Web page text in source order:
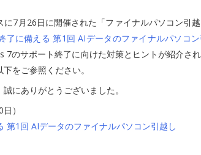
7月26日に開催された「ファイナルパソコン引
了に備える 第1回 AIデータのファイナルパソコ
7のサポート終了に向けた対策とヒントが紹介さ
をご参照ください。
にありがとうございました。
）
第1回 AIデータのファイナルパソコン引越し